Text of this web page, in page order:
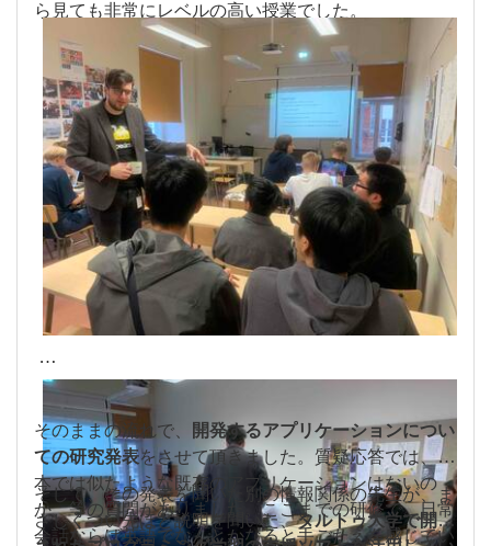
ら見ても非常にレベルの高い授業でした。
そのままの流れで、
開発するアプリケーションについ
ての研究発表をさせて頂きました。質疑応答では、日
本では似たような既存のアプリケーションはないの
か、等の質問がありました。ここまでの研修で、日常
会話ならば英語でなんとかなると手ごたえを感じてい
そして、その発表を聞いた別の情報関係の先生が、ま
さしくつい先ほど説明を聞いた、タルトゥ大学で開発